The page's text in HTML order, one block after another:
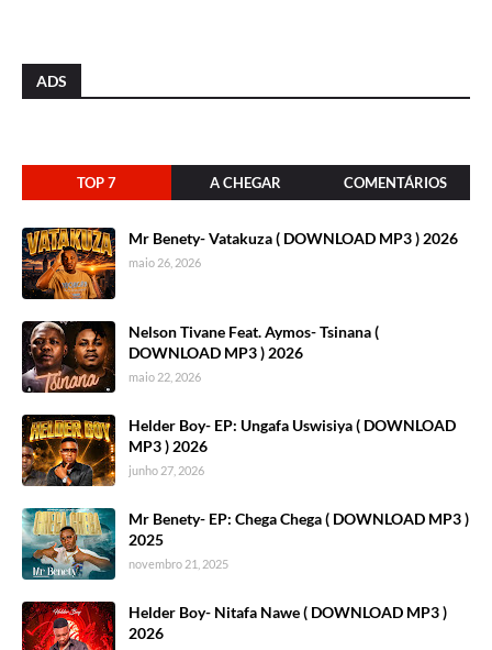
ADS
TOP 7 A CHEGAR COMENTÁRIOS
Mr Benety- Vatakuza ( DOWNLOAD MP3 ) 2026
maio 26, 2026
Nelson Tivane Feat. Aymos- Tsinana (
DOWNLOAD MP3 ) 2026
maio 22, 2026
Helder Boy- EP: Ungafa Uswisiya ( DOWNLOAD
MP3 ) 2026
junho 27, 2026
Mr Benety- EP: Chega Chega ( DOWNLOAD MP3 )
2025
novembro 21, 2025
Helder Boy- Nitafa Nawe ( DOWNLOAD MP3 )
2026